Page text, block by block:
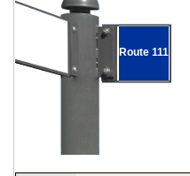
Route 111